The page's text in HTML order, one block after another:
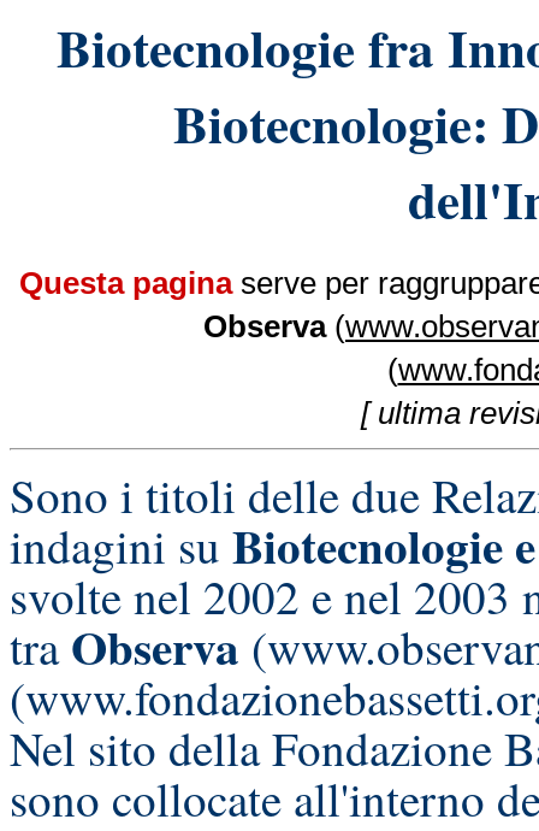
Biotecnologie fra
Biotecnologie:
Questa paginaserve per
Observa(
(
[ ultima
Sono i titoli delle due
indagini su Biotecnologie
svolte nel 2002 e nel
traObserva
Nel sito della Fondazione
sono collocate all'interno